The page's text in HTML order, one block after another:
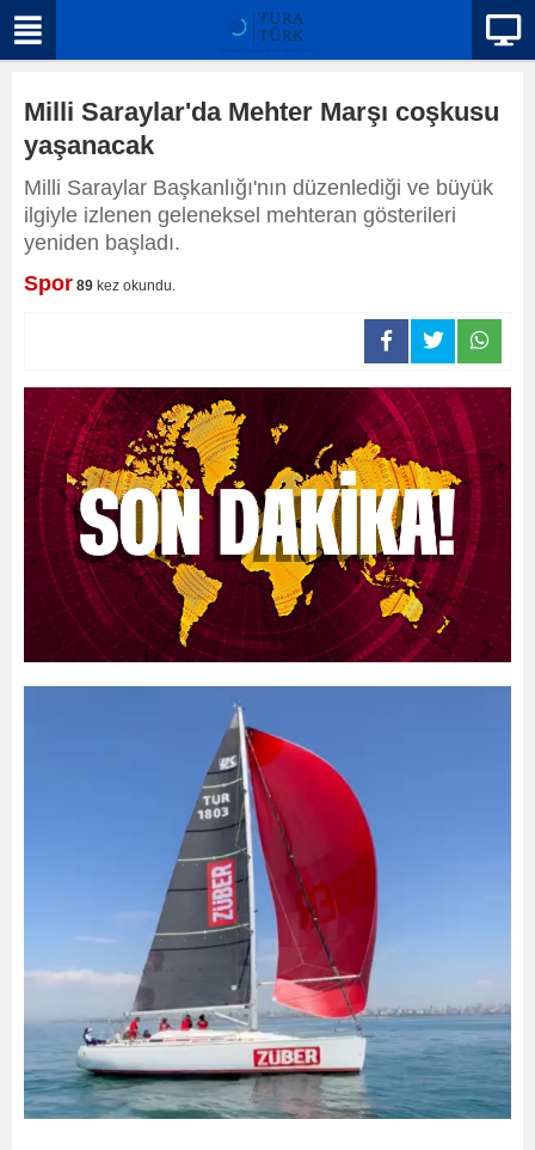
Milli Saraylar'da Mehter Marşı coşkusu
yaşanacak
Milli Saraylar Başkanlığı'nın düzenlediği ve büyük
ilgiyle izlenen geleneksel mehteran gösterileri
yeniden başladı.
Spor 89 kez okundu.